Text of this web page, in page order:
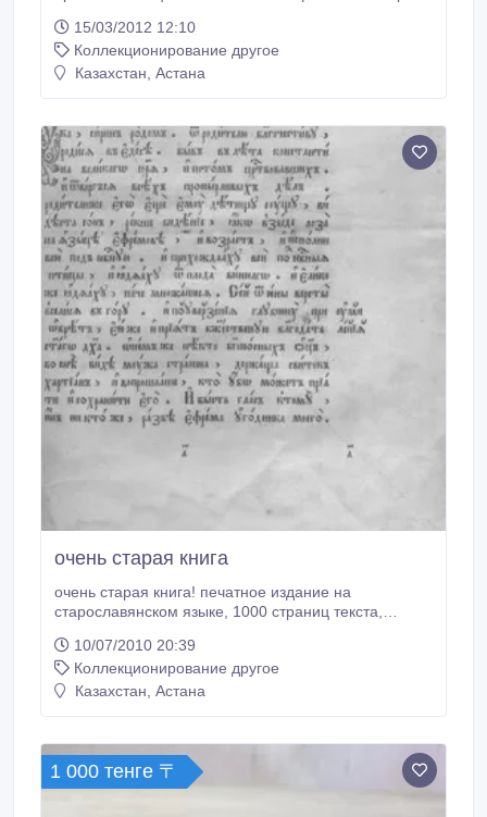
фигурок и всего остального вы можете сделать
заказ оставить вопрос по адресу rgeop@mail.ru
rgeop@mail.ru.
15/03/2012 12:10
Коллекционирование другое
Казахстан, Астана
очень старая книга
очень старая книга! печатное издание на
старославянском языке, 1000 страниц текста,
книга религиозная (хрест)..
10/07/2010 20:39
Коллекционирование другое
Казахстан, Астана
1 000 тенге 〒